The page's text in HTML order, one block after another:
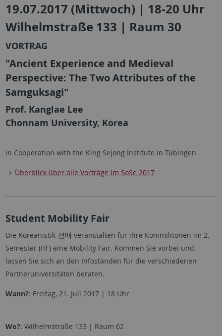
19.07.2017 (Mittwoch) | 18-20 Uhr
Wilhelmstraße 133 | Raum 30
VORTRAG
"Ancient Experience and Medieval
Perspective: The Two Attributes of the
Samguksagi"
Prof. Kanglae Lee
Chonnam University, Korea
in Cooperation with the King Sejong Institute in Tübingen
Überblick über alle Vorträge im SoSe 2017
Student Mobility Fair
Die Koreanistik-선배 veranstalten für ihre Kommilitonen im 2.
Semester (HF) eine Mobility Fair. Kommen Sie vorbei und
lassen Sie sich an den Infoständen für die verschiedenen
Partneruniversitäten beraten.
Wann?: Freitag, 21. Juli 2017 | 18 Uhr
Wo?: Wilhelmstraße 133 | Raum 62